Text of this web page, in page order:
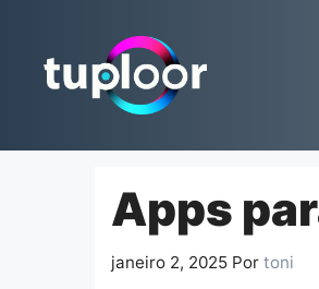
conteúdo
Apps
janeiro 2, 2025 Por toni